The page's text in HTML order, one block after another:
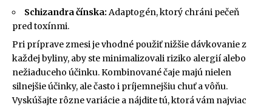
Schizandra čínska: Adaptogén, ktorý chráni pečeň
pred toxínmi.
Pri príprave zmesi je vhodné použiť nižšie dávkovanie z
každej byliny, aby ste minimalizovali riziko alergií alebo
nežiaduceho účinku. Kombinované čaje majú nielen
silnejšie účinky, ale často i príjemnejšiu chuť a vôňu.
Vyskúšajte rôzne variácie a nájdite tú, ktorá vám najviac